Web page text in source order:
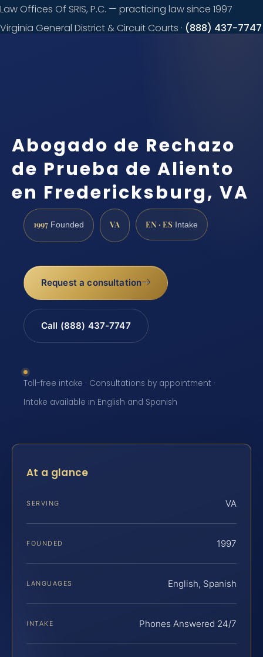
Law Offices Of SRIS, P.C. — practicing law since 1997
Virginia General District & Circuit Courts · (888) 437-7747
Abogado de Rechazo
de Prueba de Aliento
en Fredericksburg, VA
1997 Founded VA EN · ES Intake
Request a consultation
Call (888) 437-7747
Toll-free intake · Consultations by appointment ·
Intake available in English and Spanish
At a glance
SERVING VA
FOUNDED 1997
LANGUAGES English, Spanish
INTAKE Phones Answered 24/7